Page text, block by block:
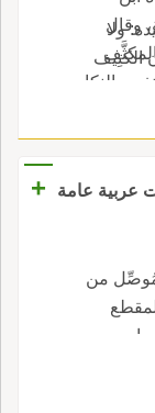
وقال
بالنكاح
ولا
الكتِيف
عربية عامة +
مُوصِّل من